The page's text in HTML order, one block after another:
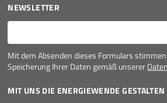
NEWSLETTER
E-Mail*
Mit dem Absenden dieses Formulars
Speicherung Ihrer Daten gemäß unserer
MIT UNS DIE ENERGIEWENDE GESTALTEN